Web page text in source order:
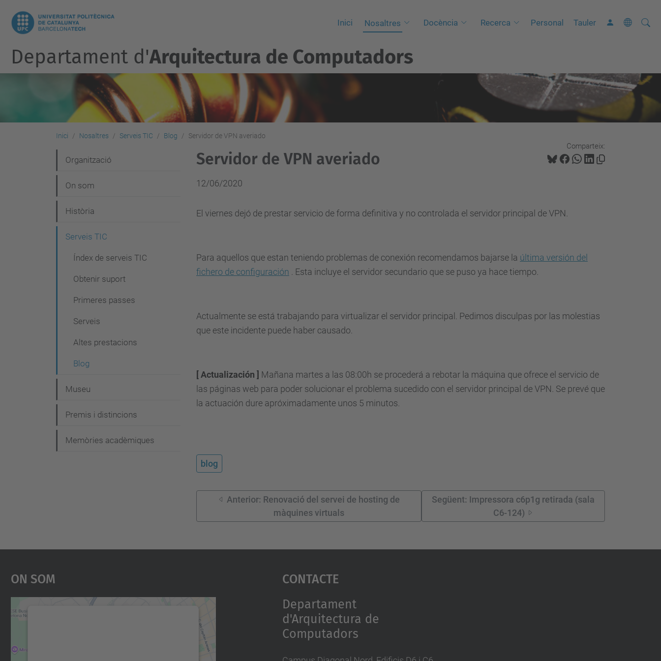
Inici Nosaltres Docència Recerca Personal Tauler Cerca
C
a
a
Departament d'Arquitectura de Computadors
Inici Nosaltres Serveis TIC Blog Servidor de VPN averiado
Comparteix:
Servidor de VPN averiado
12/06/2020
El viernes dejó de prestar servicio de forma definitiva y no controlada el servidor principal de VPN.
Para aquellos que estan teniendo problemas de conexión recomendamos bajarse la última versión del
fichero de configuración . Esta incluye el servidor secundario que se puso ya hace tiempo.
Actualmente se está trabajando para virtualizar el servidor principal. Pedimos disculpas por las molestias
que este incidente puede haber causado.
[ Actualización ] Mañana martes a las 08:00h se procederá a rebotar la máquina que ofrece el servicio de
las páginas web para poder solucionar el problema sucedido con el servidor principal de VPN. Se prevé que
la actuación dure apróximadamente unos 5 minutos.
blog
Anterior: Renovació del servei de hosting de
màquines virtuals
Següent: Impressora c6p1g retirada (sala
C6-124)
a
v
g
Organització
On som
Història
Serveis TIC
Índex de serveis TIC
Obtenir suport
Primeres passes
Serveis
Altes prestacions
Blog
Museu
Premis i distincions
Memòries acadèmiques
On Som Contacte
Departament
d'Arquitectura de
Computadors